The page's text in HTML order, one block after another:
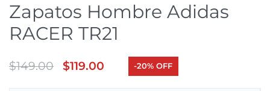
Zapatos Hombre Adidas
RACER TR21
$149.00 $119.00 -20% OFF